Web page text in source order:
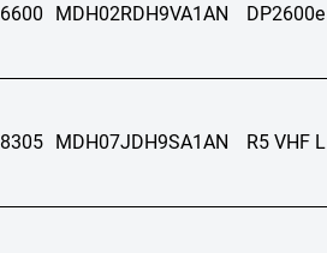
MDH02RDH9VA1AN
MDH07JDH9SA1AN R5 VHF